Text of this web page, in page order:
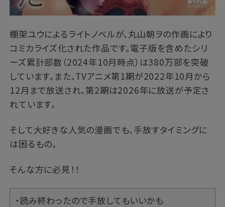
棚架ユウによるライトノベルが、丸山朝ヲの作画により
コミカライズ化された作品です。電子版を含めたシリ
ーズ累計部数（2024年10月時点）は380万部を突破
しています。また、TVアニメ第1期が2022年10月から
12月まで放送され、第2期は2026年に放送が予定さ
れています。
そして大好きな人気の漫画でも、手放すタイミングに
は困るもの。
そんな方に必見！！
・読み終わったので手放してもいいかも